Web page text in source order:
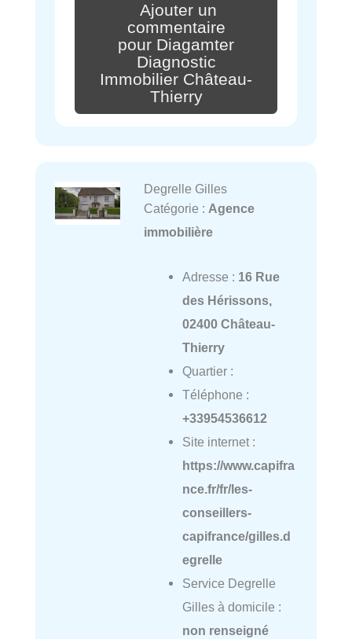
Ajouter un
commentaire
pour Diagamter
Diagnostic
Immobilier Château-
Thierry
Degrelle Gilles
Catégorie : Agence
immobilière
Adresse : 16 Rue
des Hérissons,
02400 Château-
Thierry
Quartier :
Téléphone :
+33954536612
Site internet :
https://www.capifra
nce.fr/fr/les-
conseillers-
capifrance/gilles.d
egrelle
Service Degrelle
Gilles à domicile :
non renseigné